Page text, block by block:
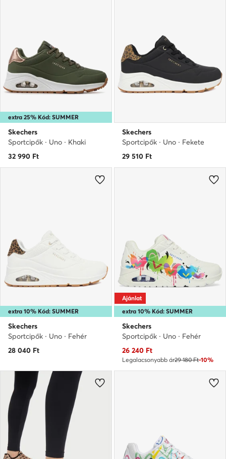
extra 25% Kód: SUMMER
Skechers
Sportcipők · Uno · Khaki
32 990 Ft
Skechers
Sportcipők · Uno · Fekete
29 510 Ft
extra 10% Kód: SUMMER
Skechers
Sportcipők · Uno · Fehér
28 040 Ft
extra 10% Kód: SUMMER
Ajánlat
Skechers
Sportcipők · Uno · Fehér
Aktuális ár
26 240 Ft
Legalacsonyabb ár29 180 Ft-10%